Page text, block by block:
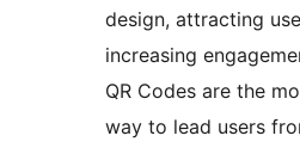
design, attracting
increasing
QR Codes are the
way to lead users